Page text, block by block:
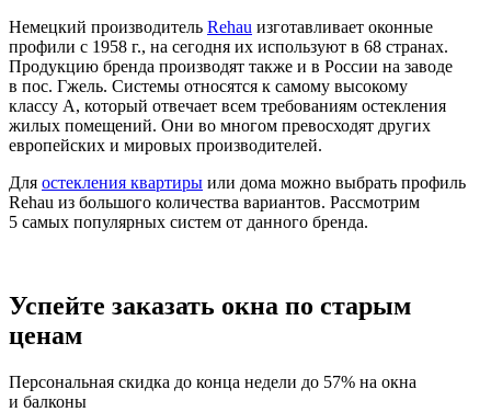
Немецкий производитель Rehau изготавливает оконные
профили с 1958 г., на сегодня их используют в 68 странах.
Продукцию бренда производят также и в России на заводе
в пос. Гжель. Системы относятся к самому высокому
классу А, который отвечает всем требованиям остекления
жилых помещений. Они во многом превосходят других
европейских и мировых производителей.
Для остекления квартиры или дома можно выбрать профиль
Rehau из большого количества вариантов. Рассмотрим
5 самых популярных систем от данного бренда.
Успейте заказать окна по старым
ценам
Персональная скидка до конца недели до 57% на окна
и балконы